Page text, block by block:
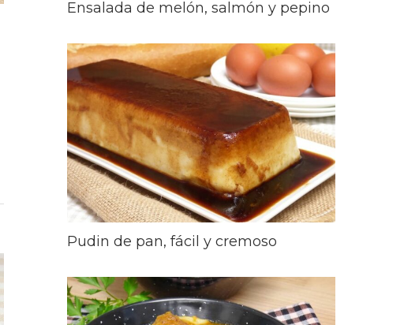
Ensalada de melón, salmón y pepino
Pudin de pan, fácil y cremoso